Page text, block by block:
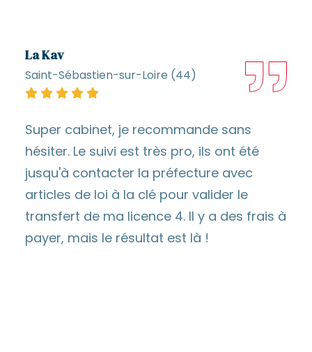
La Kav
Saint-Sébastien-sur-Loire (44)
Super cabinet, je recommande sans
hésiter. Le suivi est très pro, ils ont été
jusqu'à contacter la préfecture avec
articles de loi à la clé pour valider le
transfert de ma licence 4. Il y a des frais à
payer, mais le résultat est là !